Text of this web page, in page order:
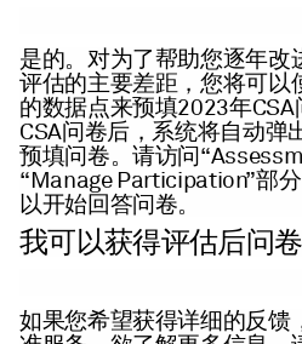
是的。对为了帮助您逐年改
评估的主要差距，您将可以
的数据点来预填2023年CSA
CSA问卷后，系统将自动弹
预填问卷。请访问
“Manage Participation”部
以开始回答问卷。
我可以获得评估后问
如果您希望获得详细的反馈